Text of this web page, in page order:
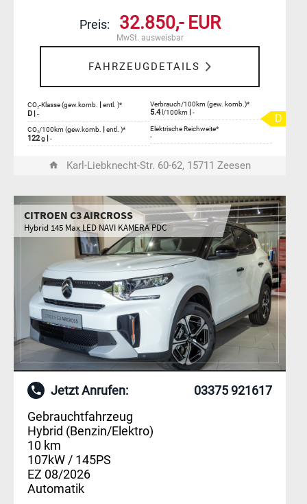
Preis: 32.850,- EUR
MwSt. ausweisbar
FAHRZEUGDETAILS
CO₂-Klasse (gew.komb. entl. )*
D -
Verbrauch/100km (gew. komb.)*
5.4 l/100km -
CO₂/100km (gew.komb. entl. )*
122g -
Elektrische Reichweite*
-
D
Karl-Liebknecht-Str. 60-62, 15711 Zeesen
CITROEN C3 AIRCROSS
Hybrid 145 Max LED NAVI KAMERA PDC
Jetzt Anrufen:
03375 921617
Gebrauchtfahrzeug
Hybrid (Benzin/Elektro)
10 km
107kW / 145PS
EZ 08/2026
Automatik